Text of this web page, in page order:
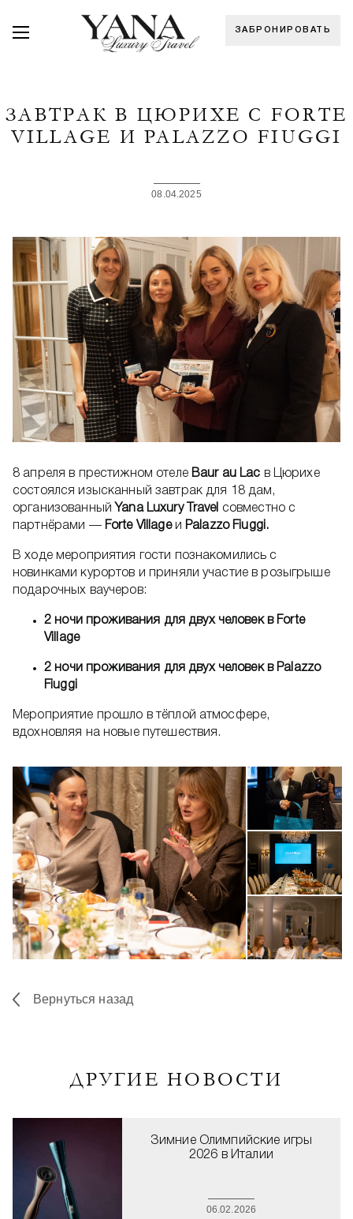
ЗАБРОНИРОВАТЬ
ЗАВТРАК В ЦЮРИХЕ С FORTE
VILLAGE И PALAZZO FIUGGI
08.04.2025
8 апреля в престижном отеле Baur au Lac в Цюрихе
состоялся изысканный завтрак для 18 дам,
организованный Yana Luxury Travel совместно с
партнёрами — Forte Villageи Palazzo Fiuggi.
В ходе мероприятия гости познакомились с
новинками курортов и приняли участие в розыгрыше
подарочных ваучеров:​
2 ночи проживания для двух человек в Forte
Village
2 ночи проживания для двух человек в Palazzo
Fiuggi
Мероприятие прошло в тёплой атмосфере,
вдохновляя на новые путешествия.​
Вернуться назад
ДРУГИЕ НОВОСТИ
Зимние Олимпийские игры
2026 в Италии
06.02.2026